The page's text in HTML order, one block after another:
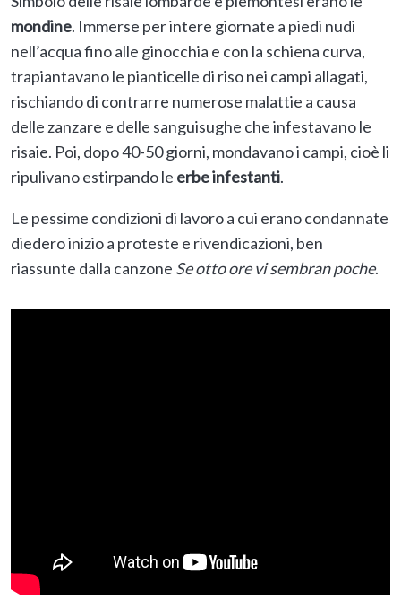
mondine. Immerse per intere giornate a piedi nudi
nell’acqua fino alle ginocchia e con la schiena curva,
trapiantavano le pianticelle di riso nei campi allagati,
rischiando di contrarre numerose malattie a causa
delle zanzare e delle sanguisughe che infestavano le
risaie. Poi, dopo 40-50 giorni, mondavano i campi, cioè li
ripulivano estirpando le erbe infestanti.
Le pessime condizioni di lavoro a cui erano condannate
diedero inizio a proteste e rivendicazioni, ben
riassunte dalla canzone Se otto ore vi sembran poche.